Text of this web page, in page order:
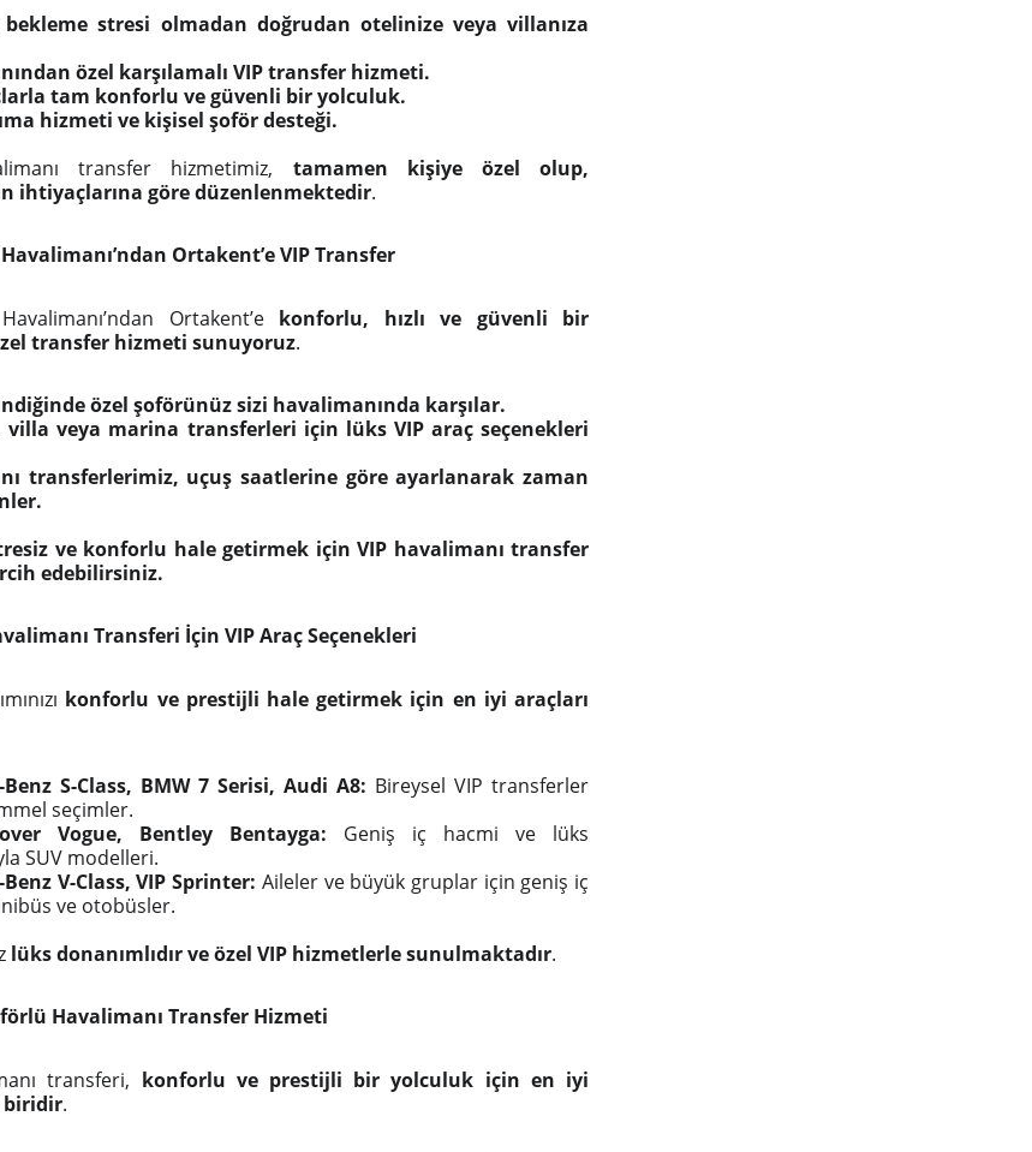
stresi olmadan doğrudan otelinize veya villanıza
özel karşılamalı VIP transfer hizmeti.
tam konforlu ve güvenli bir yolculuk.
hizmeti ve kişisel şoför desteği.
transfer hizmetimiz, tamamen kişiye özel olup,
ihtiyaçlarına göre düzenlenmektedir.
Ortakent’e VIP Transfer
Ortakent’e konforlu, hızlı ve güvenli bir
transfer hizmeti sunuyoruz.
indiğinde özel şoförünüz sizi havalimanında karşılar.
villa veya marina transferleri için lüks VIP araç seçenekleri
transferlerimiz, uçuş saatlerine göre ayarlanarak zaman
ve konforlu hale getirmek için VIP havalimanı transfer
edebilirsiniz.
Transferi İçin VIP Araç Seçenekleri
konforlu ve prestijli hale getirmek için en iyi araçları
Benz S-Class, BMW 7 Serisi, Audi A8: Bireysel VIP transferler
seçimler.
Vogue, Bentley Bentayga: Geniş iç hacmi ve lüks
SUV modelleri.
V-Class, VIP Sprinter: Aileler ve büyük gruplar için geniş iç
ve otobüsler.
lüks donanımlıdır ve özel VIP hizmetlerle sunulmaktadır.
Havalimanı Transfer Hizmeti
transferi, konforlu ve prestijli bir yolculuk için en iyi
biridir.